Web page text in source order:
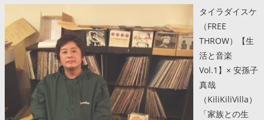
タイラダイスケ
（FREE
THROW）【生
活と音楽
Vol.1】× 安孫子
真哉
（KiliKiliVilla）
「家族との生